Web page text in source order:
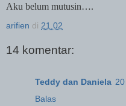
Aku belum mutusin….
arifien di 21.02
14 komentar:
Teddy dan Daniela
Balas